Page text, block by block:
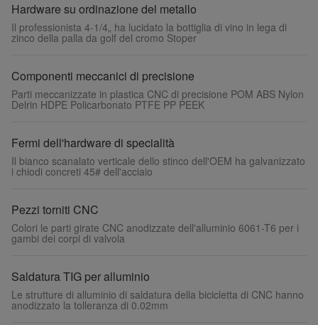
Hardware su ordinazione del metallo
Il professionista 4-1/4„ ha lucidato la bottiglia di vino in lega di
zinco della palla da golf del cromo Stoper
Componenti meccanici di precisione
Parti meccanizzate in plastica CNC di precisione POM ABS Nylon
Delrin HDPE Policarbonato PTFE PP PEEK
Fermi dell'hardware di specialità
Il bianco scanalato verticale dello stinco dell'OEM ha galvanizzato
i chiodi concreti 45# dell'acciaio
Pezzi torniti CNC
Colori le parti girate CNC anodizzate dell'alluminio 6061-T6 per i
gambi dei corpi di valvola
Saldatura TIG per alluminio
Le strutture di alluminio di saldatura della bicicletta di CNC hanno
anodizzato la tolleranza di 0.02mm